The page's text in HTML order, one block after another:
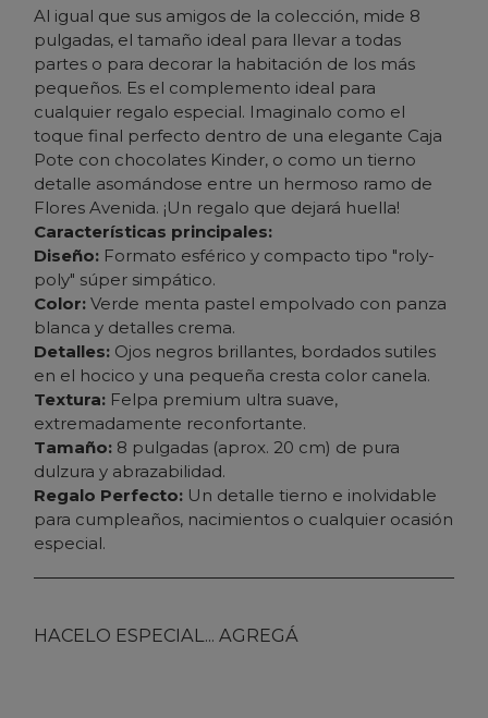
Al igual que sus amigos de la colección, mide 8
pulgadas, el tamaño ideal para llevar a todas
partes o para decorar la habitación de los más
pequeños. Es el complemento ideal para
cualquier regalo especial. Imaginalo como el
toque final perfecto dentro de una elegante Caja
Pote con chocolates Kinder, o como un tierno
detalle asomándose entre un hermoso ramo de
Flores Avenida. ¡Un regalo que dejará huella!
Características principales:
Diseño: Formato esférico y compacto tipo "roly-
poly" súper simpático.
Color: Verde menta pastel empolvado con panza
blanca y detalles crema.
Detalles: Ojos negros brillantes, bordados sutiles
en el hocico y una pequeña cresta color canela.
Textura: Felpa premium ultra suave,
extremadamente reconfortante.
Tamaño: 8 pulgadas (aprox. 20 cm) de pura
dulzura y abrazabilidad.
Regalo Perfecto: Un detalle tierno e inolvidable
para cumpleaños, nacimientos o cualquier ocasión
especial.
HACELO ESPECIAL... AGREGÁ